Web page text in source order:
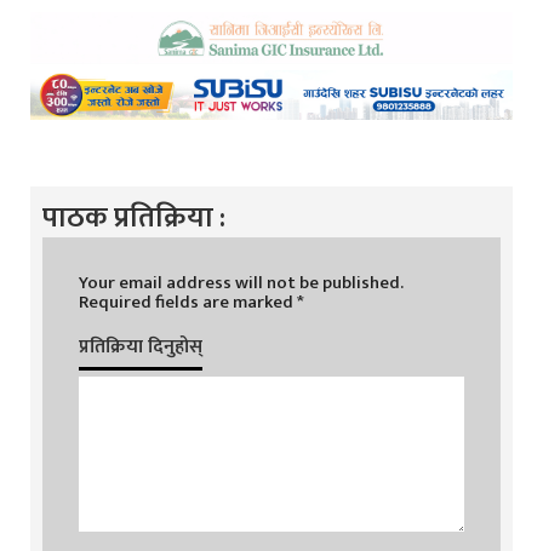
पाठक प्रतिक्रिया :
Your email address will not be published.
Required fields are marked*
प्रतिक्रिया दिनुहोस्